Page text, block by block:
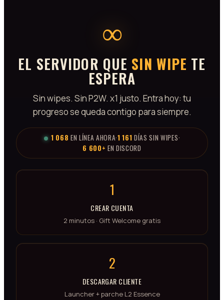
∞
EL SERVIDOR QUE SIN WIPE TE
ESPERA
Sin wipes. Sin P2W. x1 justo. Entra hoy: tu
progreso se queda contigo para siempre.
1 068 EN LÍNEA AHORA·1 161 DÍAS SIN WIPES·
6 600+ EN DISCORD
1
CREAR CUENTA
2 minutos · Gift Welcome gratis
2
DESCARGAR CLIENTE
Launcher + parche L2 Essence